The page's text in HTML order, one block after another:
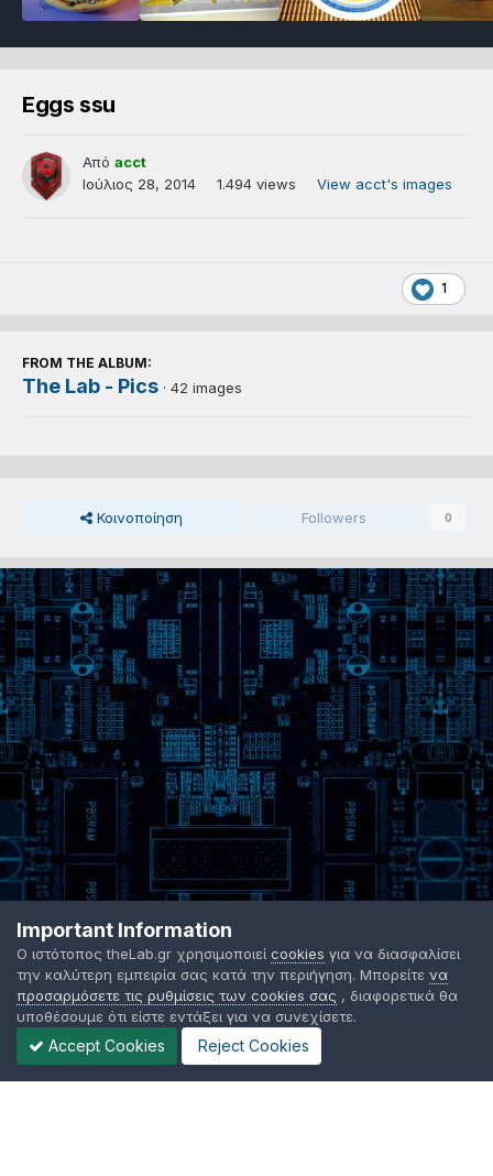
Eggs ssu
Από acct
Ιούλιος 28, 2014
1.494 views View acct's images
1
FROM THE ALBUM:
The Lab - Pics · 42 images
Κοινοποίηση Followers 0
Important Information
Ο ιστότοπος theLab.gr χρησιμοποιεί cookies για να διασφαλίσει
την καλύτερη εμπειρία σας κατά την περιήγηση. Μπορείτε να
προσαρμόσετε τις ρυθμίσεις των cookies σας , διαφορετικά θα
υποθέσουμε ότι είστε εντάξει για να συνεχίσετε.
Accept Cookies Reject Cookies